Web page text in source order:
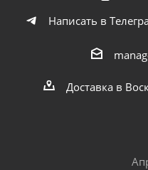
Написать в
Доставка в